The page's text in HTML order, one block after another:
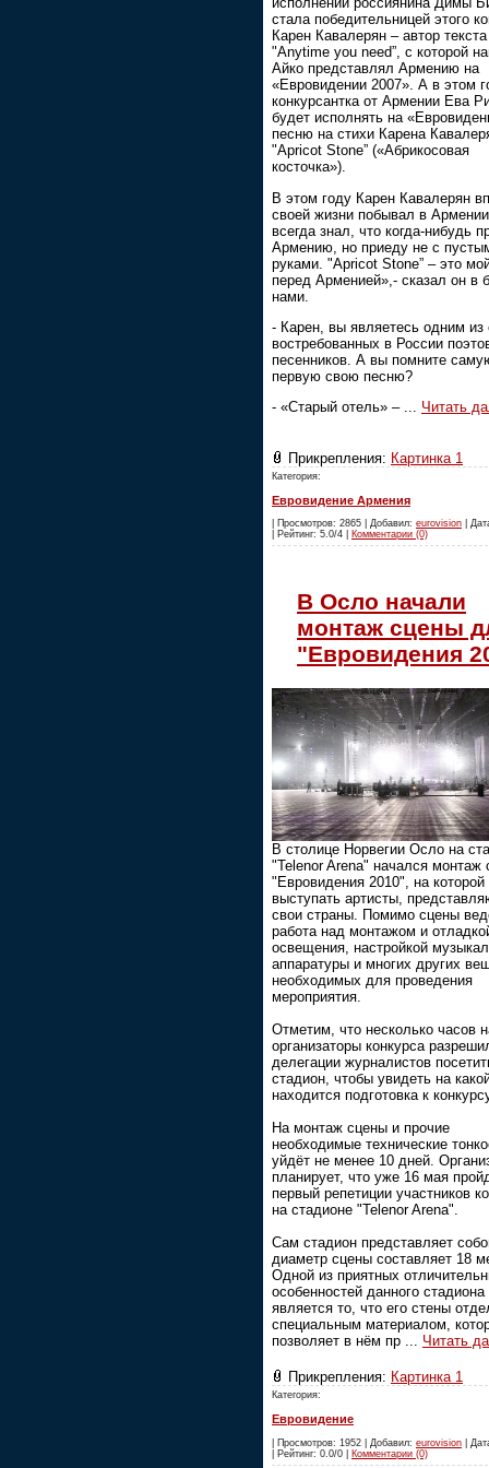
стала победительницей этого
Карен Кавалерян – автор
"Anytime you need”, с которой
Айко представлял Армению на
«Евровидении 2007». А в этом
конкурсантка от Армении Ева
будет исполнять на
песню на стихи Карена
"Apricot Stone” («Абрикосовая
косточка»).
В этом году Карен Кавалерян
своей жизни побывал в
всегда знал, что когда-нибудь
Армению, но приеду не с
руками. "Apricot Stone” – это
перед Арменией»,- сказал он в
нами.
- Карен, вы являетесь одним
востребованных в России
песенников. А вы помните
первую свою песню?
- «Старый отель» – ... Читать
Прикрепления: Картинка 1
Категория:
Евровидение Армения
| Просмотров: 2865 | Добавил: eurovision |
| Рейтинг: 5.0/4 | Комментарии (0)
В Осло начали
монтаж сцены
"Евровидения
В столице Норвегии Осло на
"Telenor Arena" начался монтаж
"Евровидения 2010", на которой
выступать артисты,
свои страны. Помимо сцены
работа над монтажом и
освещения, настройкой
аппаратуры и многих других
необходимых для проведения
мероприятия.
Отметим, что несколько часов
организаторы конкурса
делегации журналистов
стадион, чтобы увидеть на
находится подготовка к
На монтаж сцены и прочие
необходимые технические
уйдёт не менее 10 дней.
планирует, что уже 16 мая
первый репетиции участников
на стадионе "Telenor Arena".
Сам стадион представляет
диаметр сцены составляет 18
Одной из приятных
особенностей данного стадиона
является то, что его стены
специальным материалом,
позволяет в нём пр ... Читать
Прикрепления: Картинка 1
Категория:
Евровидение
| Просмотров: 1952 | Добавил: eurovision |
| Рейтинг: 0.0/0 | Комментарии (0)